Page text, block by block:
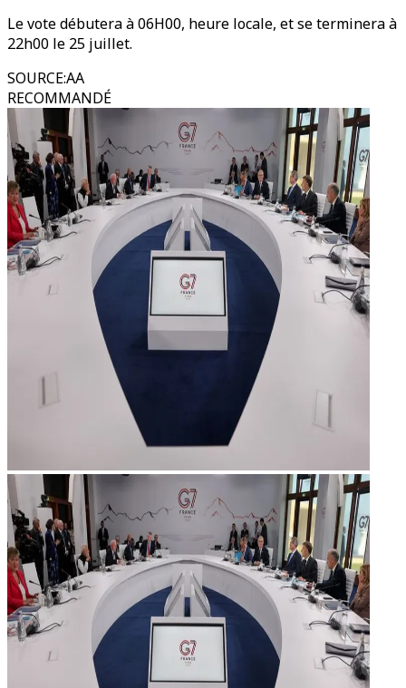
Le vote débutera à 06H00, heure locale, et se terminera à
22h00 le 25 juillet.
SOURCE:AA
RECOMMANDÉ